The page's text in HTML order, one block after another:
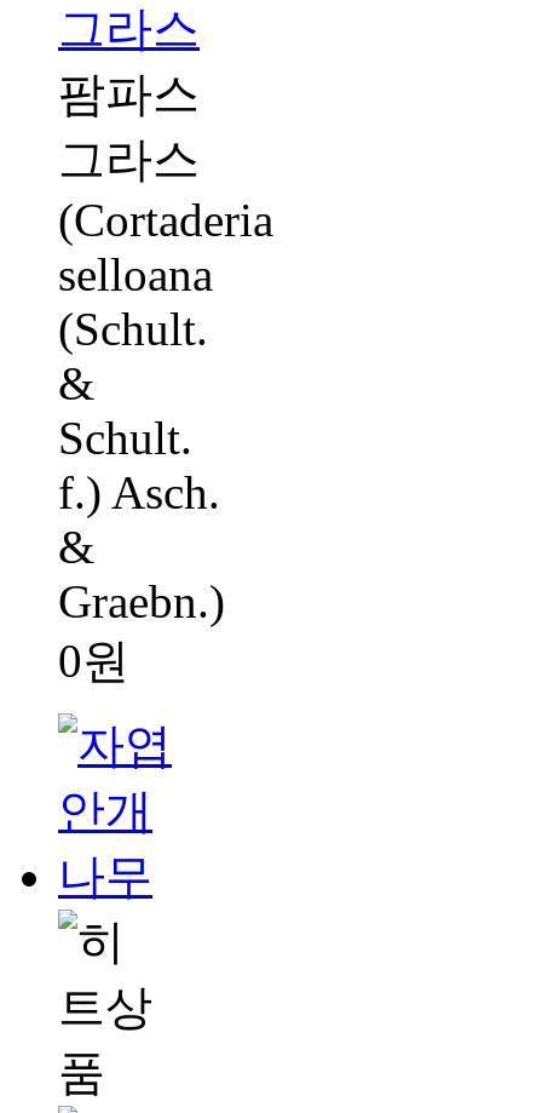
그라스
팜파​스
그라스
(Cortaderia
selloana
(Schult.
&
Schult.
f.) Asch.
&
Graebn.)
0원